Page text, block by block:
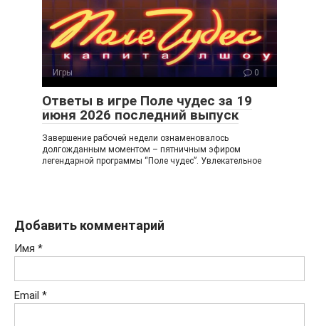
Игры 0
Ответы в игре Поле чудес за 19
июня 2026 последний выпуск
Завершение рабочей недели ознаменовалось
долгожданным моментом – пятничным эфиром
легендарной программы “Поле чудес”. Увлекательное
Добавить комментарий
Имя *
Email *